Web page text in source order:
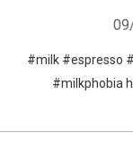
#milk #espresso
#milkphobia